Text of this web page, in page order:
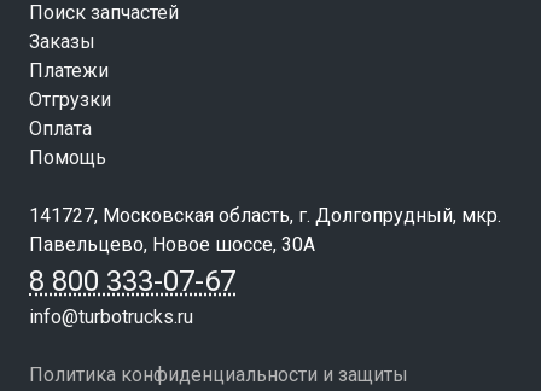
Поиск запчастей
Заказы
Платежи
Отгрузки
Оплата
Помощь
141727, Московская область, г. Долгопрудный, мкр.
Павельцево, Новое шоссе, 30А
8 800 333-07-67
info@turbotrucks.ru
Политика конфиденциальности и защиты